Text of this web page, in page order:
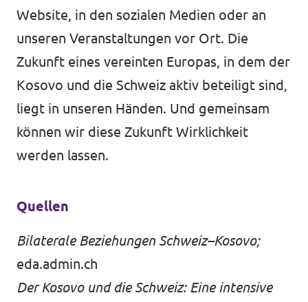
Website, in den sozialen Medien oder an
unseren Veranstaltungen vor Ort. Die
Zukunft eines vereinten Europas, in dem der
Kosovo und die Schweiz aktiv beteiligt sind,
liegt in unseren Händen. Und gemeinsam
können wir diese Zukunft Wirklichkeit
werden lassen.
Quellen
Bilaterale Beziehungen Schweiz–Kosovo;
eda.admin.ch
Der Kosovo und die Schweiz: Eine intensive